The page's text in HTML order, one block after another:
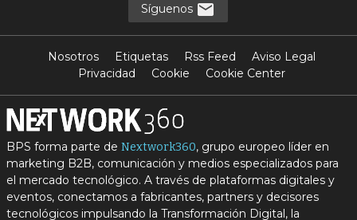
Síguenos
Nosotros Etiquetas Rss Feed
Aviso Legal
Privacidad
Cookie Cookie Center
BPS forma parte de Nextwork360, grupo europeo líder en
marketing B2B, comunicación y medios especializados para
el mercado tecnológico. A través de plataformas digitales y
eventos, conectamos a fabricantes, partners y decisores
tecnológicos impulsando la Transformación Digital, la